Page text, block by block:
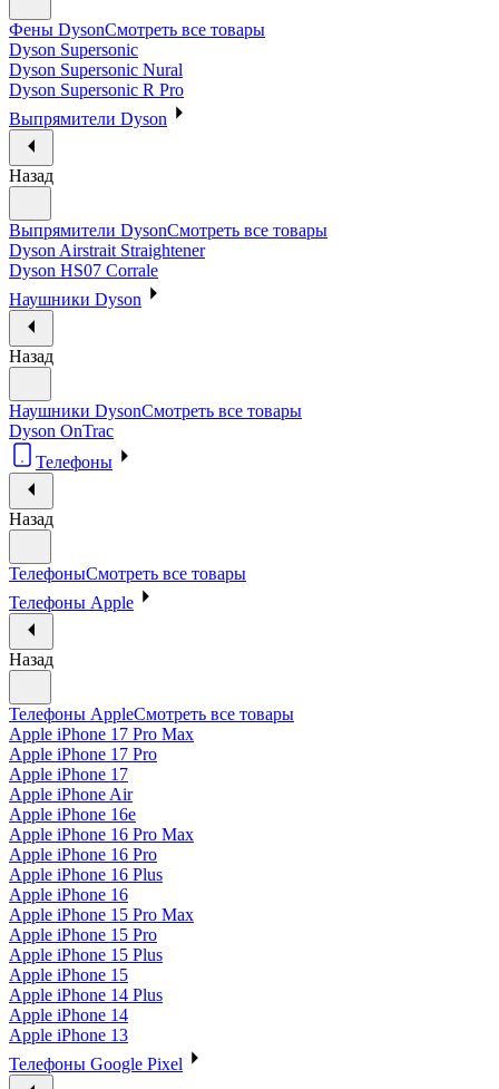
Фены DysonСмотреть все товары
Dyson Supersonic
Dyson Supersonic Nural
Dyson Supersonic R Pro
Выпрямители Dyson
Назад
Выпрямители DysonСмотреть все товары
Dyson Airstrait Straightener
Dyson HS07 Corrale
Наушники Dyson
Назад
Наушники DysonСмотреть все товары
Dyson OnTrac
Телефоны
Назад
ТелефоныСмотреть все товары
Телефоны Apple
Назад
Телефоны AppleСмотреть все товары
Apple iPhone 17 Pro Max
Apple iPhone 17 Pro
Apple iPhone 17
Apple iPhone Air
Apple iPhone 16e
Apple iPhone 16 Pro Max
Apple iPhone 16 Pro
Apple iPhone 16 Plus
Apple iPhone 16
Apple iPhone 15 Pro Max
Apple iPhone 15 Pro
Apple iPhone 15 Plus
Apple iPhone 15
Apple iPhone 14 Plus
Apple iPhone 14
Apple iPhone 13
Телефоны Google Pixel